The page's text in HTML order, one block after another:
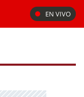
EN VIVO